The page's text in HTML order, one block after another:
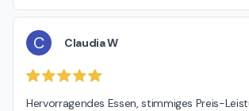
C Claudia W
Hervorragendes Essen, stimmiges Preis-